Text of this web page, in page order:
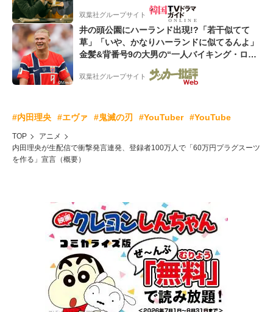
双葉社グループサイト
井の頭公園にハーランド出現!?「若干似てて
草」「いや、かなりハーランドに似てるんよ」
金髪&背番号9の大男の“一人バイキング・ロ
ー”映像が話題!「元気をもらった」
双葉社グループサイト
#内田理央 #エヴァ #鬼滅の刃 #YouTuber #YouTube
TOP
アニメ
内田理央が生配信で衝撃発言連発、登録者100万人で「60万円プラグスーツ
を作る」宣言（概要）